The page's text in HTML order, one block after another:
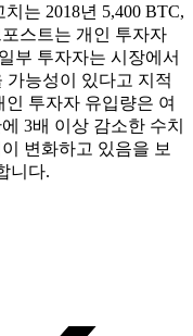
는 2018년 5,400 BTC,
스트는 개인 투자자
부 투자자는 시장에서
가능성이 있다고 지적
투자자 유입량은 여
3배 이상 감소한 수치
변화하고 있음을 보
니다.